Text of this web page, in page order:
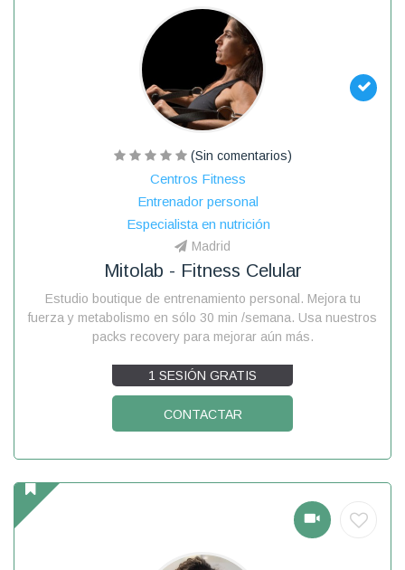
(Sin comentarios)
Centros Fitness
Entrenador personal
Especialista en nutrición
Madrid
Mitolab - Fitness Celular
Estudio boutique de entrenamiento personal. Mejora tu
fuerza y metabolismo en sólo 30 min /semana. Usa nuestros
packs recovery para mejorar aún más.
1 SESIÓN GRATIS
CONTACTAR